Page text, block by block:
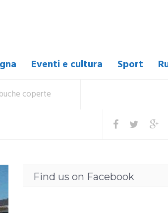
Eventi e cultura Sport
coperte
Find us on Facebook